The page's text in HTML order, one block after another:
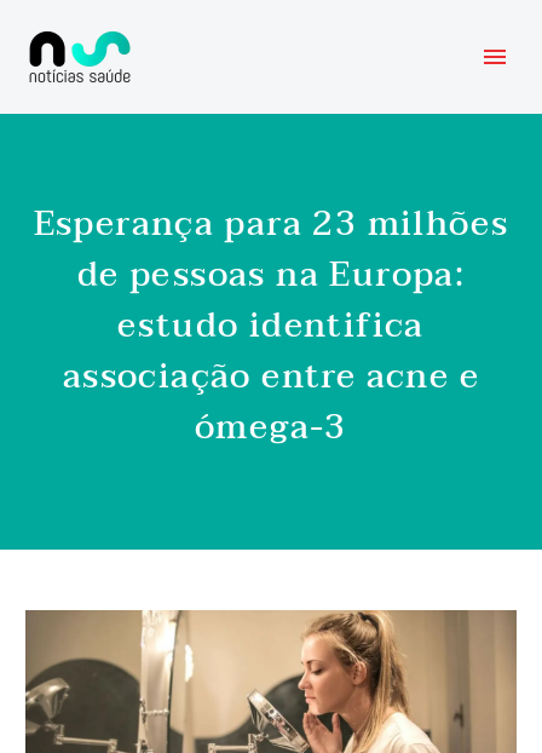
Esperança para 23 milhões
de pessoas na Europa:
estudo identifica
associação entre acne e
ómega-3